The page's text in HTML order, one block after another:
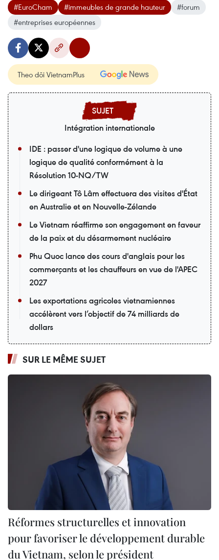
#EuroCham #immeubles de grande hauteur
#forum
#entreprises européennes
Theo dõi VietnamPlus
Intégration internationale
IDE : passer d'une logique de volume à une
logique de qualité conformément à la
Résolution 10-NQ/TW
Le dirigeant Tô Lâm effectuera des visites d'État
en Australie et en Nouvelle-Zélande
Le Vietnam réaffirme son engagement en faveur
de la paix et du désarmement nucléaire
Phu Quoc lance des cours d'anglais pour les
commerçants et les chauffeurs en vue de l'APEC
2027
Les exportations agricoles vietnamiennes
accélèrent vers l’objectif de 74 milliards de
dollars
SUR LE MÊME SUJET
Réformes structurelles et innovation
pour favoriser le développement durable
du Vietnam, selon le président